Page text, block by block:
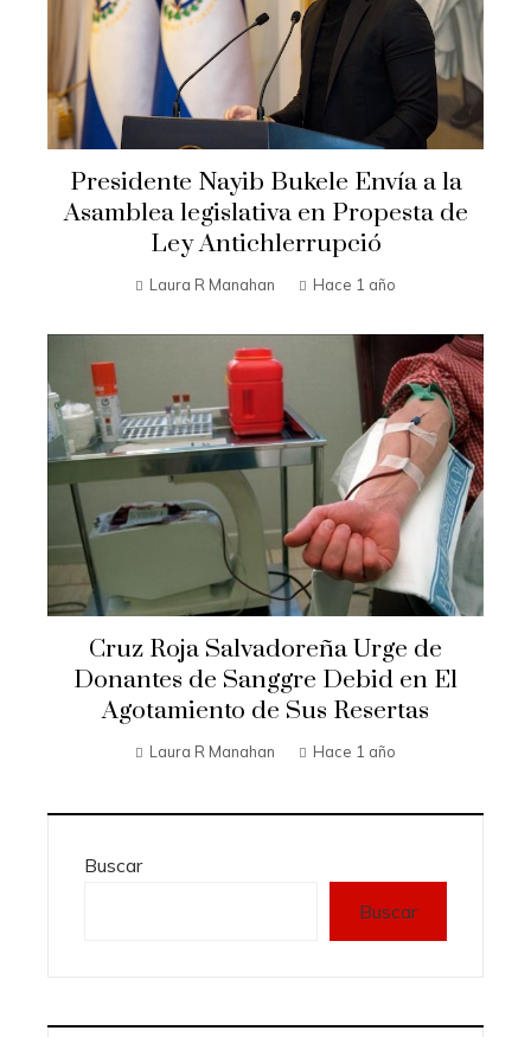
Presidente Nayib Bukele Envía a la
Asamblea legislativa en Propesta de
Ley Antichlerrupció
Laura R Manahan Hace 1 año
Cruz Roja Salvadoreña Urge de
Donantes de Sanggre Debid en El
Agotamiento de Sus Resertas
Laura R Manahan Hace 1 año
Buscar
Buscar